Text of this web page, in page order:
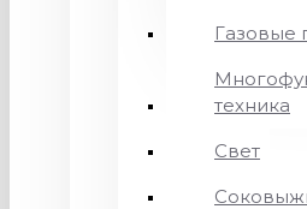
Газовые
техника
Свет